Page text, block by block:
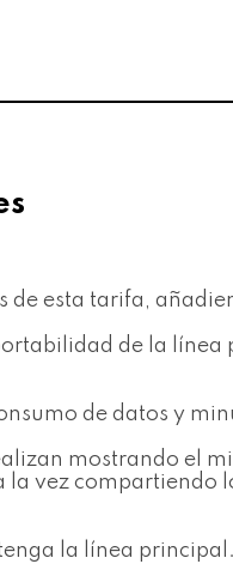
esta tarifa,
de la línea
de datos y
mostrando el
la vez compartiendo
la línea principal.